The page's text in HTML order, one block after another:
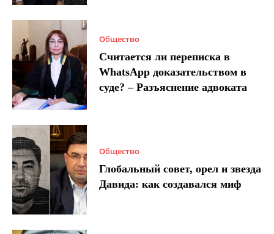
Общество
Считается ли переписка в
WhatsApp доказательством в
суде? – Разъяснение адвоката
Общество
Глобальный совет, орел и звезда
Давида: как создавался миф